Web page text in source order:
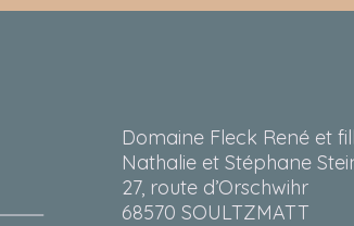
Domaine Fleck René et
Nathalie et Stéphane
27, route d’Orschwihr
68570 SOULTZMATT